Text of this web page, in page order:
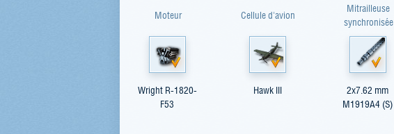
Moteur
Wright R-1820-
F53
Cellule d'avion
Hawk III
Mitrailleuse
synchronisée
2x7.62 mm
M1919A4 (S)